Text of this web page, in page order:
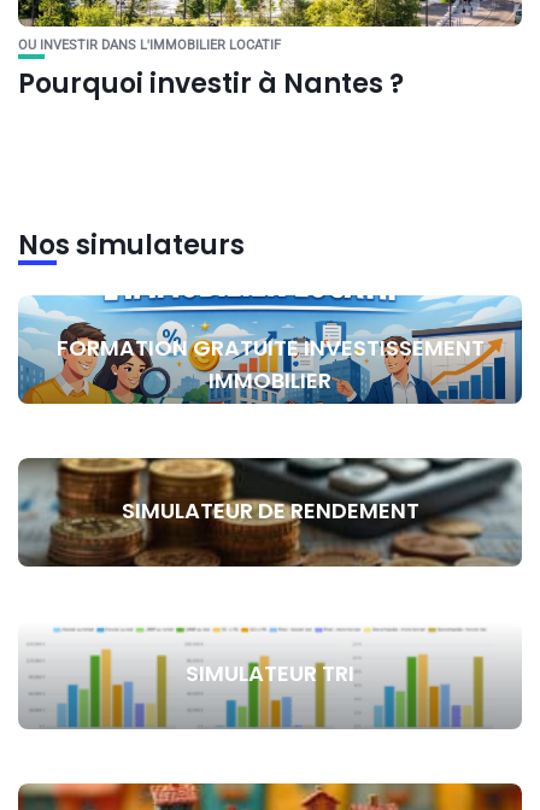
OU INVESTIR DANS L'IMMOBILIER LOCATIF
Pourquoi investir à Nantes ?
Nos simulateurs
FORMATION GRATUITE INVESTISSEMENT
IMMOBILIER
SIMULATEUR DE RENDEMENT
SIMULATEUR TRI